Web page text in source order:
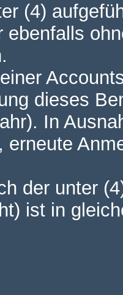
(4)
ebenfalls
dieses
In
erneute
der unter
ist in